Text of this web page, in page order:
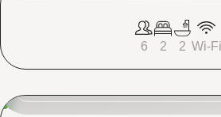
6 2 2 Wi-Fi